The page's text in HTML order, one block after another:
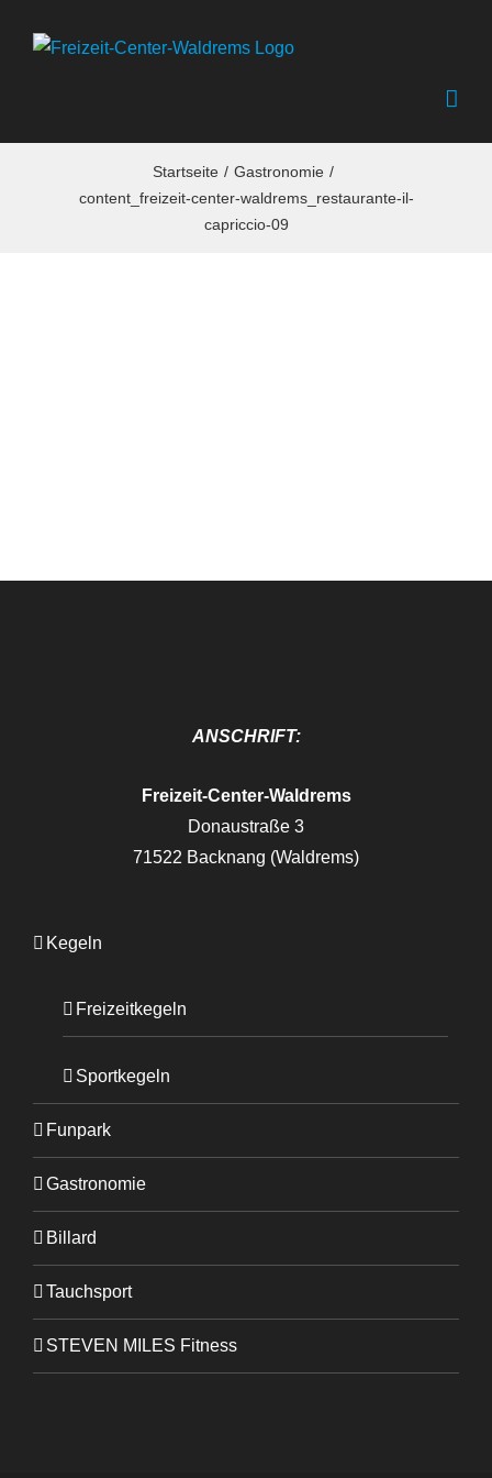
Inhalt
Startseite
Gastronomie
content_freizeit-center-waldrems_restaurante-il-
capriccio-09
ANSCHRIFT:
Freizeit-Center-Waldrems
Donaustraße 3
71522 Backnang (Waldrems)
Kegeln
Freizeitkegeln
Sportkegeln
Funpark
Gastronomie
Billard
Tauchsport
STEVEN MILES Fitness